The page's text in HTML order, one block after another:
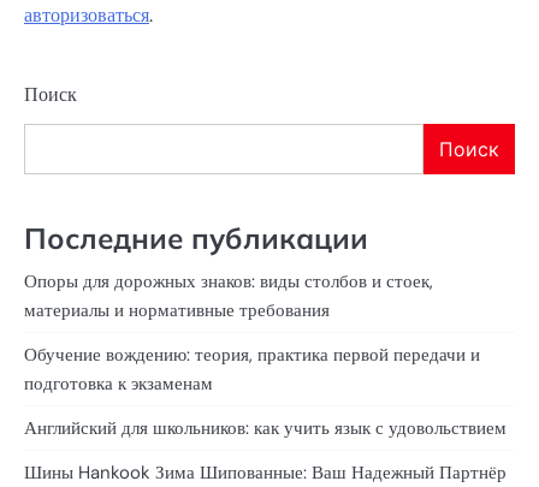
авторизоваться.
Поиск
Поиск
Последние публикации
Опоры для дорожных знаков: виды столбов и стоек,
материалы и нормативные требования
Обучение вождению: теория, практика первой передачи и
подготовка к экзаменам
Английский для школьников: как учить язык с удовольствием
Шины Hankook Зима Шипованные: Ваш Надежный Партнёр